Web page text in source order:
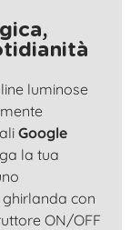
luminose
Google
la tua
con
ON/OFF